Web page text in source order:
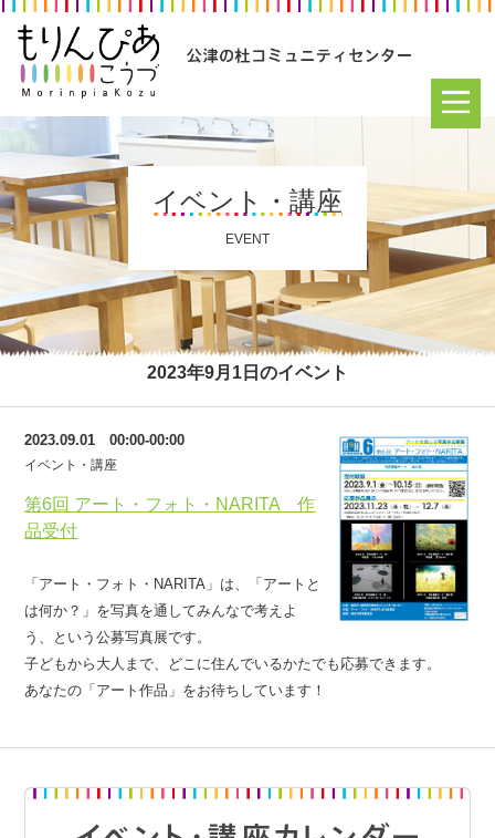
イベント・講座
EVENT
2023年9月1日のイベント
第6回 アート・フォト・NARITA 作
品受付
2023.09.01 00:00-00:00
イベント・講座
「アート・フォト・NARITA」は、「アートと
は何か？」を写真を通してみんなで考えよ
う、という公募写真展です。
子どもから大人まで、どこに住んでいるかたでも応募できます。
あなたの「アート作品」をお待ちしています！